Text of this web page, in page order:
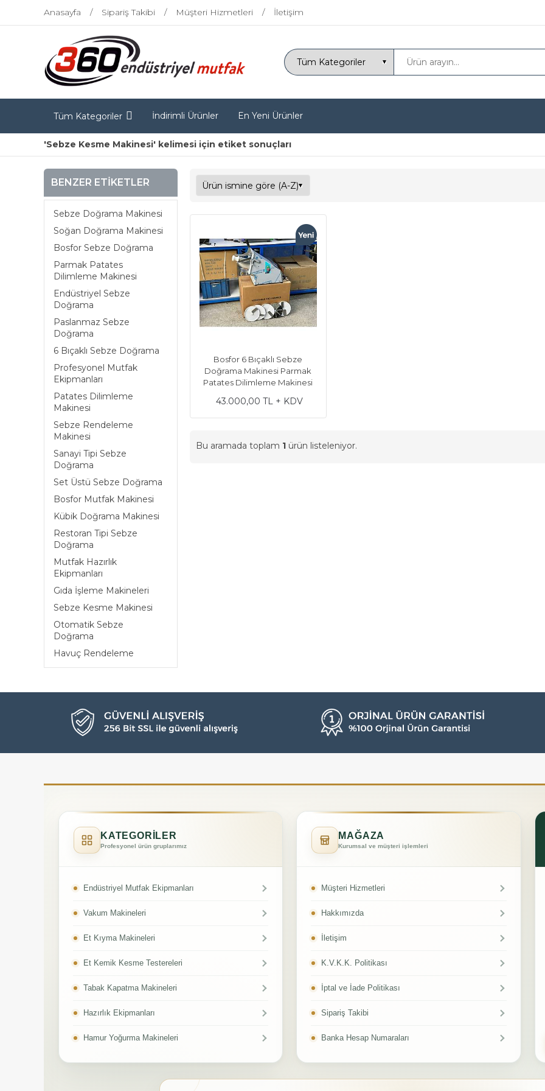
Anasayfa Sipariş Takibi Müşteri Hizmetleri İletişim
Tüm Kategoriler İndirimli Ürünler En Yeni Ürünler
'Sebze Kesme Makinesi' kelimesi için etiket sonuçları
BENZER ETIKETLER
Sebze Doğrama Makinesi
Soğan Doğrama Makinesi
Bosfor Sebze Doğrama
Parmak Patates
Dilimleme Makinesi
Endüstriyel Sebze
Doğrama
Paslanmaz Sebze
Doğrama
6 Bıçaklı Sebze Doğrama
Profesyonel Mutfak
Ekipmanları
Patates Dilimleme
Makinesi
Sebze Rendeleme
Makinesi
Sanayi Tipi Sebze
Doğrama
Set Üstü Sebze Doğrama
Bosfor Mutfak Makinesi
Kübik Doğrama Makinesi
Restoran Tipi Sebze
Doğrama
Mutfak Hazırlık
Ekipmanları
Gıda İşleme Makineleri
Sebze Kesme Makinesi
Otomatik Sebze
Doğrama
Havuç Rendeleme
Bosfor 6 Bıçaklı Sebze
Doğrama Makinesi Parmak
Patates Dilimleme Makinesi
43.000,00 TL + KDV
Bu aramada toplam 1 ürün listeleniyor.
KATEGORİLER
Profesyonel ürün gruplarımız
Endüstriyel Mutfak Ekipmanları
Vakum Makineleri
Et Kıyma Makineleri
Et Kemik Kesme Testereleri
Tabak Kapatma Makineleri
Hazırlık Ekipmanları
Hamur Yoğurma Makineleri
MAĞAZA
Kurumsal ve müşteri işlemleri
Müşteri Hizmetleri
Hakkımızda
İletişim
K.V.K.K. Politikası
İptal ve İade Politikası
Sipariş Takibi
Banka Hesap Numaraları